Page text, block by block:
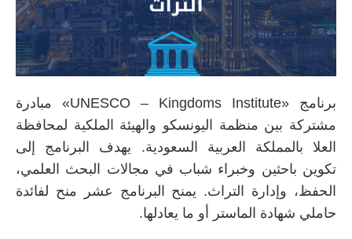
برنامج «UNESCO – Kingdoms Institute» مبادرة
مشتركة بين منظمة اليونسكو والهيئة الملكية لمحافظة
العلا بالمملكة العربية السعودية. يهدف البرنامج إلى
تكوين باحثين وخبراء شباب في مجالات البحث العلمي،
الحفظ، وإدارة التراث. يمنح البرنامج عشر منح لفائدة
حاملي شهادة الماستر أو ما يعادلها.